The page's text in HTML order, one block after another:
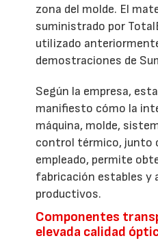
zona del molde. El
suministrado por
utilizado
demostraciones de
Según la empresa,
manifiesto cómo la
máquina, molde,
control térmico, junto
empleado, permite
fabricación estables y
productivos.
Componentes
elevada calidad